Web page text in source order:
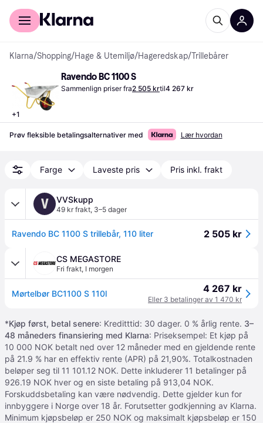
For kunder
Klarna/Shopping/Hage & Utemiljø/Hageredskap/Trillebårer
+1
Ravendo BC 1100 S
Sammenlign priser fra2 505 krtil4 267 kr
Prøv fleksible betalingsalternativer med Lær hvordan
Farge Laveste pris Pris inkl. frakt
V VVSkupp
49 kr frakt, 3–5 dager
Ravendo BC 1100 S trillebår, 110 liter 2 505 kr
CS MEGASTORE
Fri frakt, I morgen
Mørtelbør BC1100 S 110l 4 267 kr
Eller 3 betalinger av 1 470 kr
*Kjøp først, betal senere: Kreditttid: 30 dager. 0 % årlig rente. 3–
48 måneders finansiering med Klarna: Priseksempel: Et kjøp på
10 000 NOK betalt ned over 12 måneder med en gjeldende rente
på 21.9 % har en effektiv rente (APR) på 21,90%. Totalkostnaden
beløper seg til 11 101.12 NOK. Dette inkluderer 11 betalinger på
926.19 NOK hver og en siste betaling på 913,04 NOK.
Forskuddsbetaling kan være nødvendig. Dette gjelder kun for
innbyggere i Norge over 18 år. Forutsetter godkjenning av Klarna.
Minimum kjøpsbeløp er 250 NOK og maksimalt kjøpsbeløp er 150